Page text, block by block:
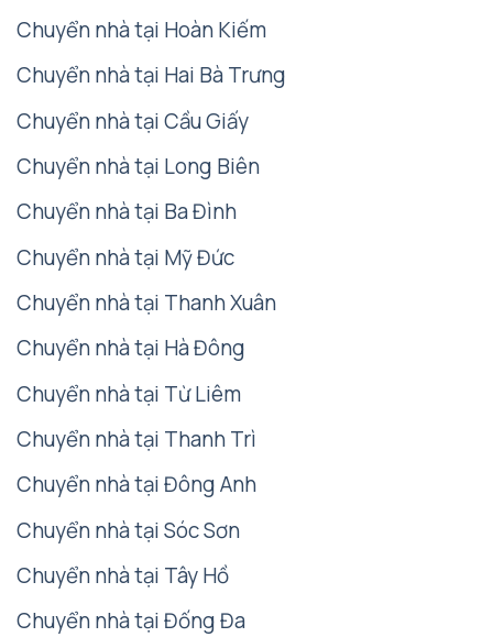
Chuyển nhà tại Hoàn Kiếm
Chuyển nhà tại Hai Bà Trưng
Chuyển nhà tại Cầu Giấy
Chuyển nhà tại Long Biên
Chuyển nhà tại Ba Đình
Chuyển nhà tại Mỹ Đức
Chuyển nhà tại Thanh Xuân
Chuyển nhà tại Hà Đông
Chuyển nhà tại Từ Liêm
Chuyển nhà tại Thanh Trì
Chuyển nhà tại Đông Anh
Chuyển nhà tại Sóc Sơn
Chuyển nhà tại Tây Hồ
Chuyển nhà tại Đống Đa